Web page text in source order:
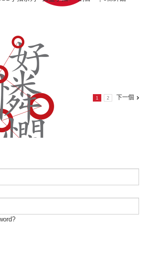
1 2 下一個